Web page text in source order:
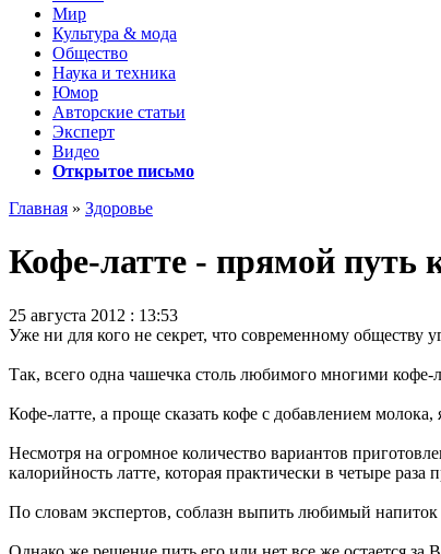
Мир
Культура & мода
Общество
Наука и техника
Юмор
Авторские статьи
Эксперт
Видео
Открытое письмо
Главная » Здоровье
Кофе-латте - прямой путь
25 августа 2012 : 13:53
Уже ни для кого не секрет, что современному
Так, всего одна чашечка столь любимого многими
Кофе-латте, а проще сказать кофе с добавлением
Несмотря на огромное количество вариантов
калорийность латте, которая практически в четыре
По словам экспертов, соблазн выпить любимый напиток